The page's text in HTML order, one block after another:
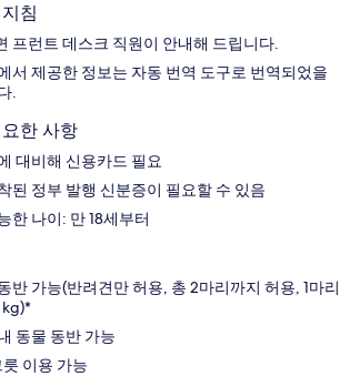
침
프런트 데스크 직원이 안내해 드립니다.
서 제공한 정보는 자동 번역 도구로 번역되었을
.
한 사항
대비해 신용카드 필요
된 정부 발행 신분증이 필요할 수 있음
한 나이: 만 18세부터
반 가능(반려견만 허용, 총 2마리까지 허용, 1마리
kg)*
동물 동반 가능
이용 가능